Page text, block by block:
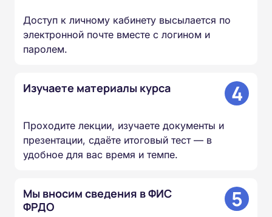
Доступ к личному кабинету высылается по
электронной почте вместе с логином и
паролем.
Изучаете материалы курса 4
Проходите лекции, изучаете документы и
презентации, сдаёте итоговый тест — в
удобное для вас время и темпе.
Мы вносим сведения в ФИС
ФРДО
5